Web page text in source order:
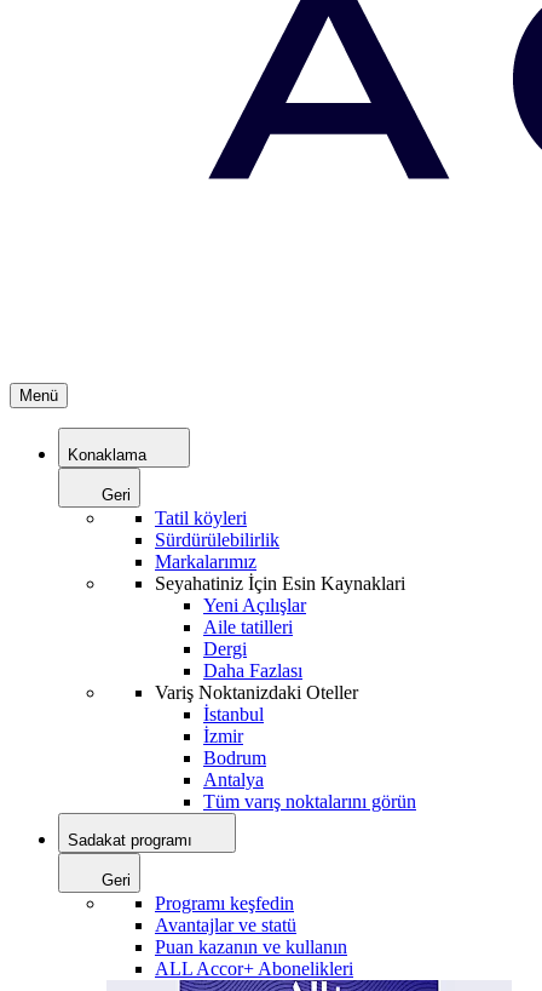
Menü
Konaklama
Geri
Tatil köyleri
Sürdürülebilirlik
Markalarımız
Seyahatiniz İçin Esin Kaynaklari
Yeni Açılışlar
Aile tatilleri
Dergi
Daha Fazlası
Variş Noktanizdaki Oteller
İstanbul
İzmir
Bodrum
Antalya
Tüm varış noktalarını görün
Sadakat programı
Geri
Programı keşfedin
Avantajlar ve statü
Puan kazanın ve kullanın
ALL Accor+ Abonelikleri